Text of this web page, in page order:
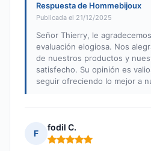
Respuesta de Hommebijoux
Publicada el 21/12/2025
Señor Thierry, le
evaluación elogiosa. Nos
de nuestros productos y
satisfecho. Su opinión es
seguir ofreciendo lo mejor a
F
fodil C.
Nota: 5 de 5